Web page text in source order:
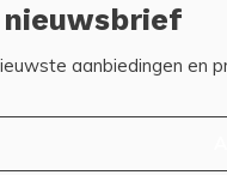
nieuwsbrief
aanbiedingen en